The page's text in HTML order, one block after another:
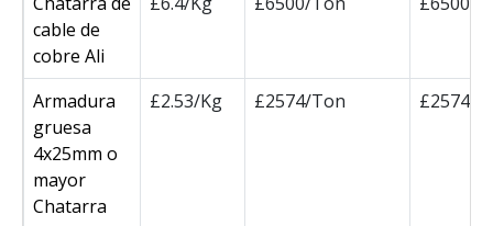
cable de
cobre Ali
Armadura
gruesa
4x25mm o
mayor
Chatarra
£2.53/Kg £2574/Ton £2574/